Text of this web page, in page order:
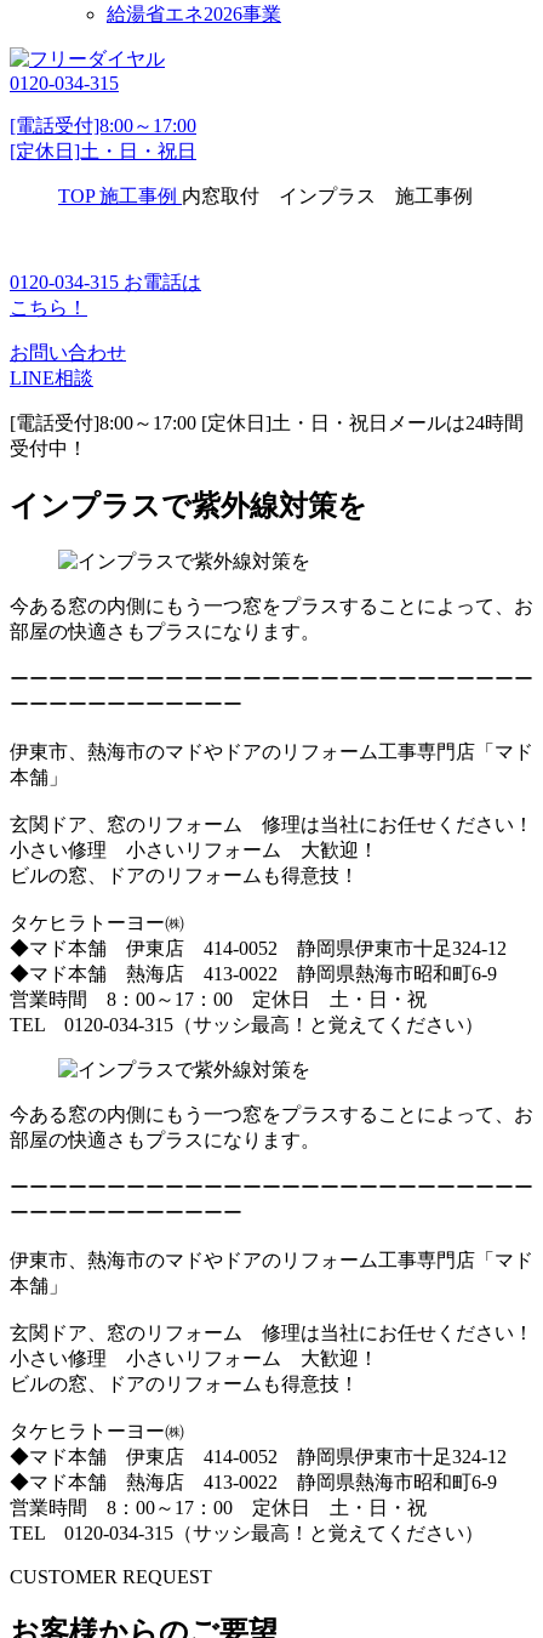
給湯省エネ2026事業
0120-034-315
[電話受付]8:00～17:00
[定休日]土・日・祝日
TOP 施工事例 内窓取付 インプラス 施工事例
0120-034-315 お電話は
こちら！
お問い合わせ
LINE相談
[電話受付]8:00～17:00 [定休日]土・日・祝日 メールは24時間
受付中！
インプラスで紫外線対策を
今ある窓の内側にもう一つ窓をプラスすることによって、お
部屋の快適さもプラスになります。
ーーーーーーーーーーーーーーーーーーーーーーーーーーー
ーーーーーーーーーーーー
伊東市、熱海市のマドやドアのリフォーム工事専門店「マド
本舗」
玄関ドア、窓のリフォーム 修理は当社にお任せください！
小さい修理 小さいリフォーム 大歓迎！
ビルの窓、ドアのリフォームも得意技！
タケヒラトーヨー㈱
◆マド本舗 伊東店 414-0052 静岡県伊東市十足324-12
◆マド本舗 熱海店 413-0022 静岡県熱海市昭和町6-9
営業時間 8：00～17：00 定休日 土・日・祝
TEL 0120-034-315（サッシ最高！と覚えてください）
今ある窓の内側にもう一つ窓をプラスすることによって、お
部屋の快適さもプラスになります。
ーーーーーーーーーーーーーーーーーーーーーーーーーーー
ーーーーーーーーーーーー
伊東市、熱海市のマドやドアのリフォーム工事専門店「マド
本舗」
玄関ドア、窓のリフォーム 修理は当社にお任せください！
小さい修理 小さいリフォーム 大歓迎！
ビルの窓、ドアのリフォームも得意技！
タケヒラトーヨー㈱
◆マド本舗 伊東店 414-0052 静岡県伊東市十足324-12
◆マド本舗 熱海店 413-0022 静岡県熱海市昭和町6-9
営業時間 8：00～17：00 定休日 土・日・祝
TEL 0120-034-315（サッシ最高！と覚えてください）
CUSTOMER REQUEST
お客様からのご要望